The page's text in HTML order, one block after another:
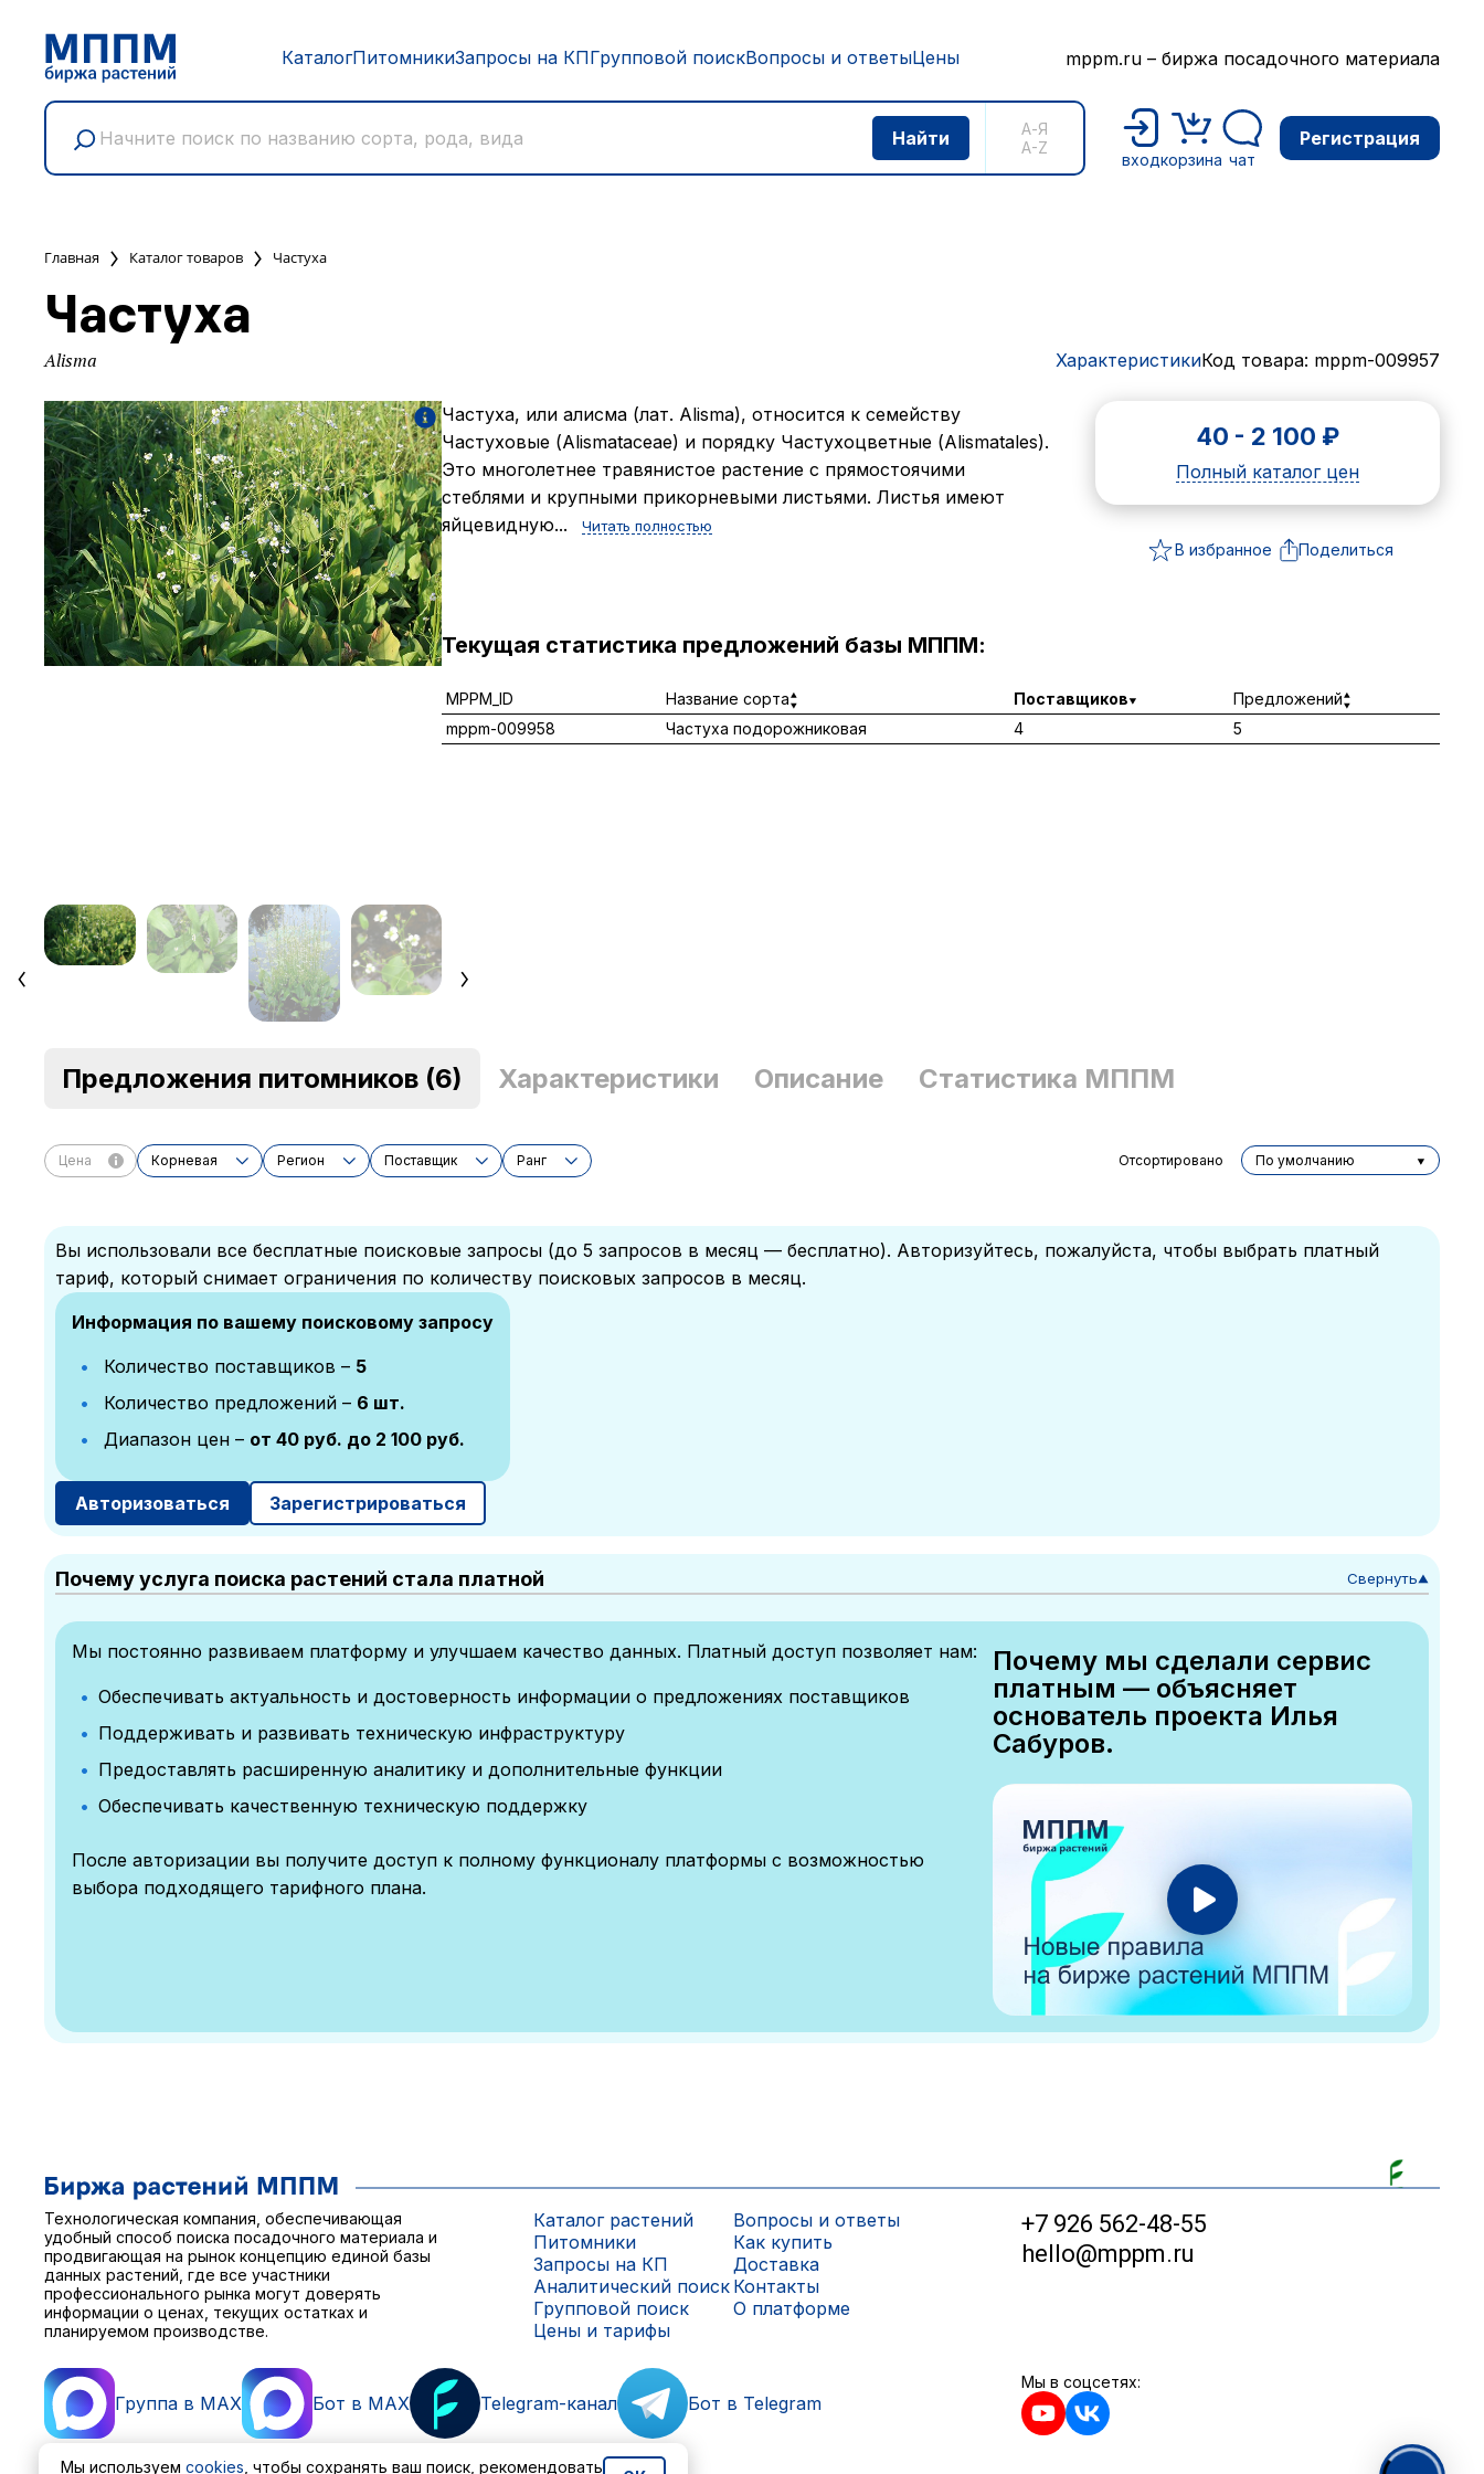
КаталогПитомникиЗапросы на КПГрупповой поискВопросы и ответыЦены mppm.ru – биржа посадочного материала
А-Я
A-Z
входкорзина чат
Регистрация
Главная Каталог товаров Частуха
Частуха
Alisma ХарактеристикиКод товара: mppm-009957
Частуха, или алисма (лат. Alisma), относится к семейству
Частуховые (Alismataceae) и порядку Частухоцветные (Alismatales).
Это многолетнее травянистое растение с прямостоячими
стеблями и крупными прикорневыми листьями. Листья имеют
яйцевидную...
Читать полностью
40 - 2 100 ₽
Полный каталог цен
В избранное Поделиться
Текущая статистика предложений базы МППМ:
MPPM_ID Название сорта Поставщиков
Предложений
mppm-009958
Частуха подорожниковая 4 5
Предложения питомников (6) Характеристики Описание Статистика МППМ
Цена Корневая Регион Поставщик Ранг Отсортировано По умолчанию
Вы использовали все бесплатные поисковые запросы (до 5 запросов в месяц — бесплатно). Авторизуйтесь, пожалуйста, чтобы выбрать платный
тариф, который снимает ограничения по количеству поисковых запросов в месяц.
Информация по вашему поисковому запросу
Количество поставщиков – 5
Количество предложений – 6 шт.
Диапазон цен – от 40 руб. до 2 100 руб.
Авторизоваться Зарегистрироваться
Почему услуга поиска растений стала платной Свернуть▼
Мы постоянно развиваем платформу и улучшаем качество данных. Платный доступ позволяет нам:
Обеспечивать актуальность и достоверность информации о предложениях поставщиков
Поддерживать и развивать техническую инфраструктуру
Предоставлять расширенную аналитику и дополнительные функции
Обеспечивать качественную техническую поддержку
После авторизации вы получите доступ к полному функционалу платформы с возможностью
выбора подходящего тарифного плана.
Почему мы сделали сервис
платным — объясняет
основатель проекта Илья
Сабуров.
Технологическая компания, обеспечивающая
удобный способ поиска посадочного материала и
продвигающая на рынок концепцию единой базы
данных растений, где все участники
профессионального рынка могут доверять
информации о ценах, текущих остатках и
планируемом производстве.
Каталог растений
Питомники
Запросы на КП
Аналитический поиск
Групповой поиск
Цены и тарифы
Вопросы и ответы
Как купить
Доставка
Контакты
О платформе
+7 926 562-48-55
hello@mppm.ru
Группа в MAX Бот в MAX Telegram-канал Бот в Telegram
Мы в соцсетях:
Мы используем cookies , чтобы сохранять ваш поиск, рекомендовать